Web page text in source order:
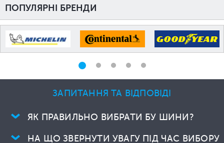
ЗАПИТАННЯ ТА ВІДПОВІДІ
ЯК ПРАВИЛЬНО ВИБРАТИ БУ ШИНИ?
НА ЩО ЗВЕРНУТИ УВАГУ ПІД ЧАС ВИБОРУ
ПОПУЛЯРНІ БРЕНДИ